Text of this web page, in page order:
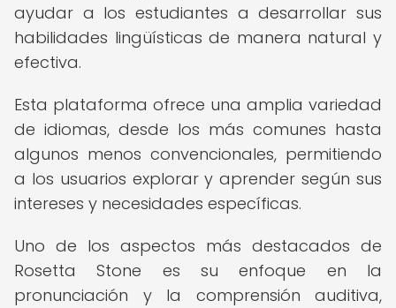
ayudar a los estudiantes a desarrollar sus
habilidades lingüísticas de manera natural y
efectiva.
Esta plataforma ofrece una amplia variedad
de idiomas, desde los más comunes hasta
algunos menos convencionales, permitiendo
a los usuarios explorar y aprender según sus
intereses y necesidades específicas.
Uno de los aspectos más destacados de
Rosetta Stone es su enfoque en la
pronunciación y la comprensión auditiva,